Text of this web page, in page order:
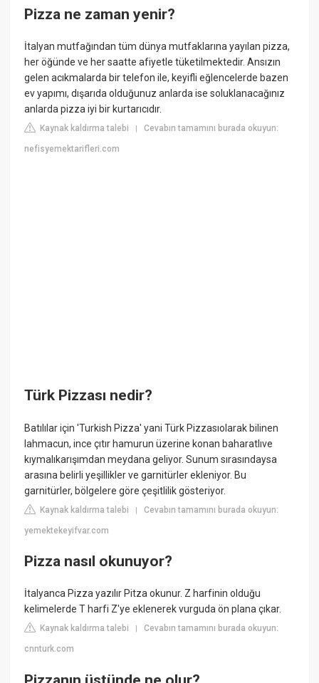
Pizza ne zaman yenir?
İtalyan mutfağından tüm dünya mutfaklarına yayılan pizza,
her öğünde ve her saatte afiyetle tüketilmektedir. Ansızın
gelen acıkmalarda bir telefon ile, keyifli eğlencelerde bazen
ev yapımı, dışarıda olduğunuz anlarda ise soluklanacağınız
anlarda pizza iyi bir kurtarıcıdır.
Kaynak kaldırma talebi |Cevabın tamamını burada okuyun:
nefisyemektarifleri.com
Türk Pizzası nedir?
Batılılar için 'Turkish Pizza' yani Türk Pizzasıolarak bilinen
lahmacun, ince çıtır hamurun üzerine konan baharatlıve
kıymalıkarışımdan meydana geliyor. Sunum sırasındaysa
arasına belirli yeşillikler ve garnitürler ekleniyor. Bu
garnitürler, bölgelere göre çeşitlilik gösteriyor.
Kaynak kaldırma talebi |Cevabın tamamını burada okuyun:
yemektekeyifvar.com
Pizza nasıl okunuyor?
İtalyanca Pizza yazılır Pitza okunur. Z harfinin olduğu
kelimelerde T harfi Z'ye eklenerek vurguda ön plana çıkar.
Kaynak kaldırma talebi |Cevabın tamamını burada okuyun:
cnnturk.com